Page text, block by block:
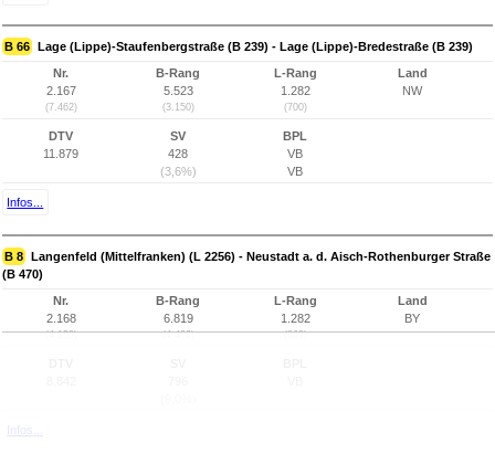
B 66 Lage (Lippe)-Staufenbergstraße (B 239) - Lage (Lippe)-Bredestraße (B 239)
Nr.
2.167
(7.462)
B-Rang
5.523
(3.150)
L-Rang
1.282
(700)
Land
NW
DTV
11.879
SV
428
(3,6%)
BPL
VB
VB
Infos...
B 8 Langenfeld (Mittelfranken) (L 2256) - Neustadt a. d. Aisch-Rothenburger Straße
(B 470)
Nr.
2.168
(4.158)
B-Rang
6.819
(4.432)
L-Rang
1.282
(869)
Land
BY
Infos...